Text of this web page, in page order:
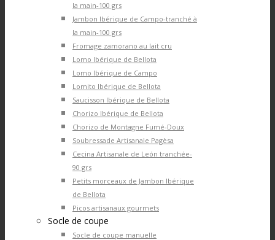
la main-100 grs
Jambon Ibérique de Campo-tranché à
la main-100 grs
Fromage zamorano au lait cru
Lomo Ibérique de Bellota
Lomo Ibérique de Campo
Lomito Ibérique de Bellota
Saucisson Ibérique de Bellota
Chorizo Ibérique de Bellota
Chorizo de Montagne Fumé-Doux
Soubressade Artisanale Pagèsa
Cecina Artisanale de León tranchée-
90 grs
Petits morceaux de Jambon Ibérique
de Bellota
Picos artisanaux gourmets
Socle de coupe
Socle de coupe manuelle